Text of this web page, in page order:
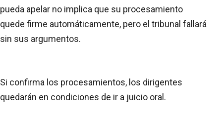
pueda apelar no implica que su procesamiento
quede firme automáticamente, pero el tribunal fallará
sin sus argumentos.
Si confirma los procesamientos, los dirigentes
quedarán en condiciones de ir a juicio oral.